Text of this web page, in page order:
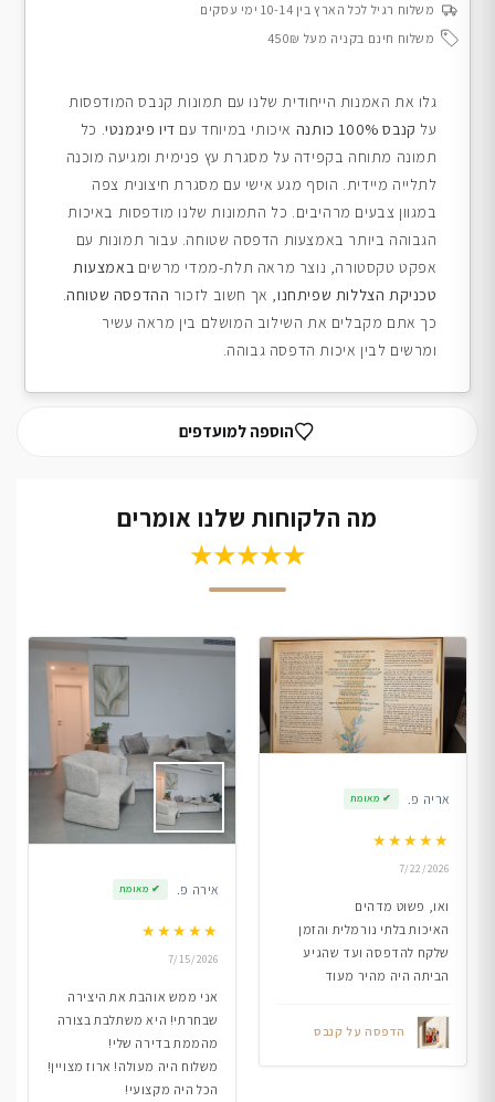
משלוח רגיל לכל הארץ בין 10-14 ימי עסקים
משלוח חינם בקניה מעל 450₪
גלו את האמנות הייחודית שלנו עם תמונות קנבס המודפסות
על קנבס 100% כותנה איכותי במיוחד עם דיו פיגמנטי. כל
תמונה מתוחה בקפידה על מסגרת עץ פנימית ומגיעה מוכנה
לתלייה מיידית. הוסף מגע אישי עם מסגרת חיצונית צפה
במגוון צבעים מרהיבים. כל התמונות שלנו מודפסות באיכות
הגבוהה ביותר באמצעות הדפסה שטוחה. עבור תמונות עם
אפקט טקסטורה, נוצר מראה תלת-ממדי מרשים באמצעות
טכניקת הצללות שפיתחנו, אך חשוב לזכור ההדפסה שטוחה.
כך אתם מקבלים את השילוב המושלם בין מראה עשיר
ומרשים לבין איכות הדפסה גבוהה.
הוספה למועדפים
מה הלקוחות שלנו אומרים
★★★★★
אריה פ. ✔ מאומת
★★★★★
7/22/2026
ואו, פשוט מדהים
האיכות בלתי נורמלית והזמן
שלקח להדפסה ועד שהגיע
הביתה היה מהיר מעוד
הדפסה על קנבס
אירה פ. ✔ מאומת
★★★★★
7/15/2026
אני ממש אוהבת את היצירה
שבחרתי! היא משתלבת בצורה
מהממת בדירה שלי!
משלוח היה מעולה! ארוז מצויין!
הכל היה מקצועי!